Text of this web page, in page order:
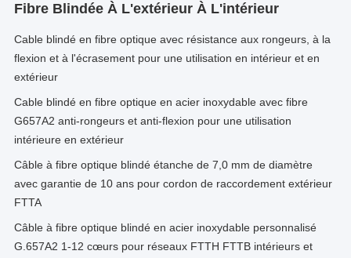
Fibre Blindée À L'extérieur À L'intérieur
Cable blindé en fibre optique avec résistance aux rongeurs, à la
flexion et à l'écrasement pour une utilisation en intérieur et en
extérieur
Cable blindé en fibre optique en acier inoxydable avec fibre
G657A2 anti-rongeurs et anti-flexion pour une utilisation
intérieure en extérieur
Câble à fibre optique blindé étanche de 7,0 mm de diamètre
avec garantie de 10 ans pour cordon de raccordement extérieur
FTTA
Câble à fibre optique blindé en acier inoxydable personnalisé
G.657A2 1-12 cœurs pour réseaux FTTH FTTB intérieurs et